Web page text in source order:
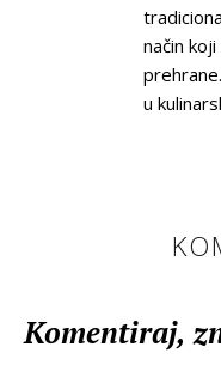
način
u
Komentiraj,